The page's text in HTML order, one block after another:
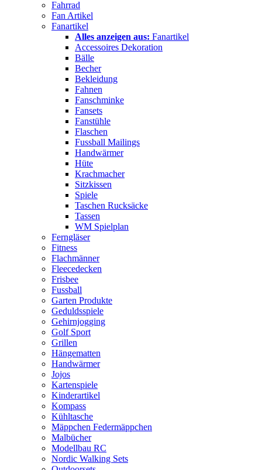
Fahrrad
Fan Artikel
Fanartikel
Alles anzeigen aus: Fanartikel
Accessoires Dekoration
Bälle
Becher
Bekleidung
Fahnen
Fanschminke
Fansets
Fanstühle
Flaschen
Fussball Mailings
Handwärmer
Hüte
Krachmacher
Sitzkissen
Spiele
Taschen Rucksäcke
Tassen
WM Spielplan
Ferngläser
Fitness
Flachmänner
Fleecedecken
Frisbee
Fussball
Garten Produkte
Geduldsspiele
Gehirnjogging
Golf Sport
Grillen
Hängematten
Handwärmer
Jojos
Kartenspiele
Kinderartikel
Kompass
Kühltasche
Mäppchen Federmäppchen
Malbücher
Modellbau RC
Nordic Walking Sets